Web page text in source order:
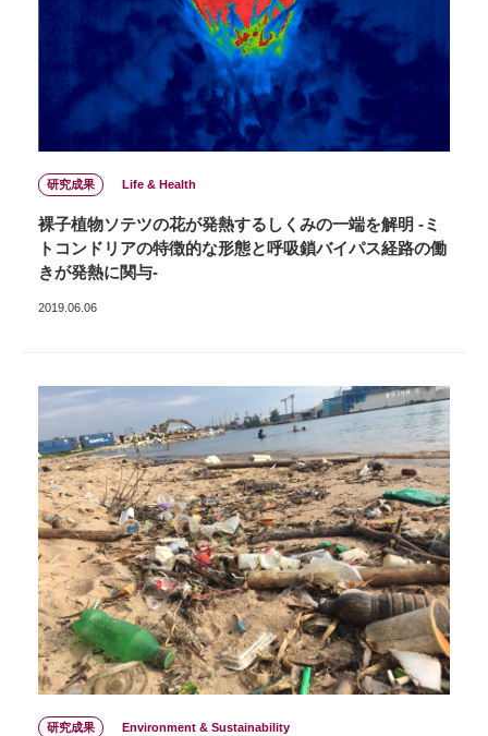
研究成果 Life & Health
裸子植物ソテツの花が発熱するしくみの一端を解明 -ミ
トコンドリアの特徴的な形態と呼吸鎖バイパス経路の働
きが発熱に関与-
2019.06.06
研究成果 Environment & Sustainability